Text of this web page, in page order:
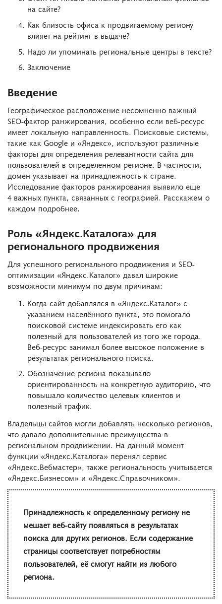
на сайте?
Как близость офиса к продвигаемому региону
влияет на рейтинг в выдаче?
Надо ли упоминать региональные центры в тексте?
Заключение
Введение
Географическое расположение несомненно важный
SEO-фактор ранжирования, особенно если веб-ресурс
имеет локальную направленность. Поисковые системы,
такие как Google и «Яндекс», используют различные
факторы для определения релевантности сайта для
пользователей в определенном регионе. В частности,
домен указывает на принадлежность к стране.
Исследование факторов ранжирования выявило еще
4 важных пункта, связанных с географией. Расскажем о
каждом подробнее.
Роль «Яндекс.Каталога» для
регионального продвижения
Для успешного регионального продвижения и SEO-
оптимизации «Яндекс.Каталог» давал широкие
возможности минимум по двум причинам:
Когда сайт добавлялся в «Яндекс.Каталог» с
указанием населённого пункта, это помогало
поисковой системе индексировать его как
полезный для пользователей из того же города.
Веб-ресурс занимал более высокое положение в
результатах регионального поиска.
Обозначение региона показывало
ориентированность на конкретную аудиторию, что
повышало количество целевых клиентов и
полезный трафик.
Владельцы сайтов могли добавлять несколько регионов,
что давало дополнительные преимущества в
региональном продвижении. На данный момент
функции «Яндекс.Каталога» перенял сервис
«Яндекс.Вебмастер», также региональность учитывается
«Яндекс.Бизнесом» и «Яндекс.Справочником».
Принадлежность к определенному региону не
мешает веб-сайту появляться в результатах
поиска для других регионов. Если содержание
страницы соответствует потребностям
пользователей, её смогут найти из любого
региона.